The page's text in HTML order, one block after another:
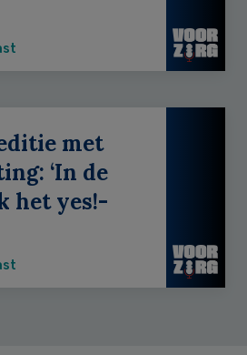
met
‘In de
het yes!-